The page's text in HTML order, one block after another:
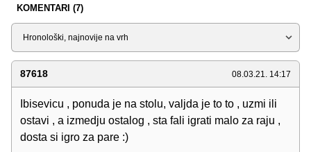
KOMENTARI (7)
Sortiraj
87618 08.03.21. 14:17
Ibisevicu , ponuda je na stolu, valjda je to to , uzmi ili
ostavi , a izmedju ostalog , sta fali igrati malo za raju ,
dosta si igro za pare :)